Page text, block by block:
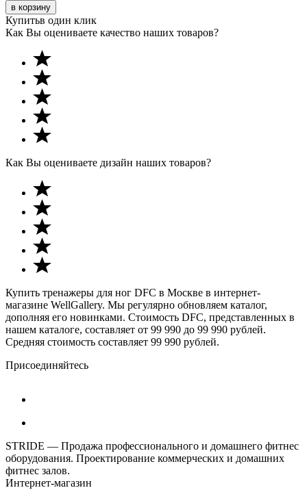
в корзину
Купитьв один клик
Как Вы оцениваете качество наших товаров?
Как Вы оцениваете дизайн наших товаров?
Купить тренажеры для ног DFC в Москве в интернет-
магазине WellGallery. Мы регулярно обновляем каталог,
дополняя его новинками. Стоимость DFC, представленных в
нашем каталоге, составляет от 99 990 до 99 990 рублей.
Средняя стоимость составляет 99 990 рублей.
Присоединяйтесь
STRIDE — Продажа профессионального и домашнего фитнес
оборудования. Проектирование коммерческих и домашних
фитнес залов.
Интернет-магазин